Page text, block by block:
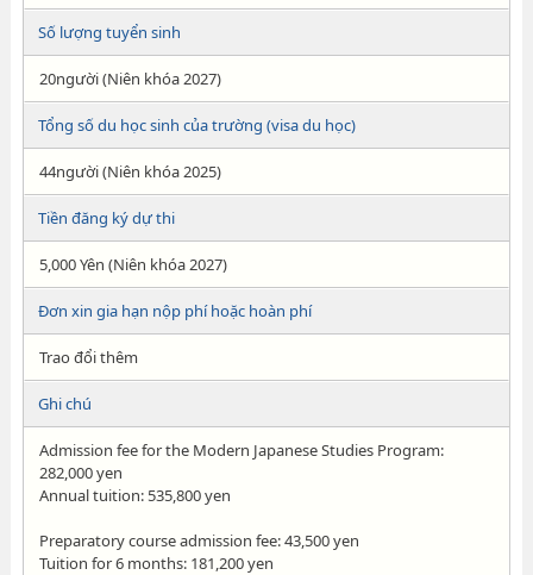
Số lượng tuyển sinh
20người (Niên khóa 2027)
Tổng số du học sinh của trường (visa du học)
44người (Niên khóa 2025)
Tiền đăng ký dự thi
5,000 Yên (Niên khóa 2027)
Đơn xin gia hạn nộp phí hoặc hoàn phí
Trao đổi thêm
Ghi chú
Admission fee for the Modern Japanese Studies Program:
282,000 yen
Annual tuition: 535,800 yen
Preparatory course admission fee: 43,500 yen
Tuition for 6 months: 181,200 yen